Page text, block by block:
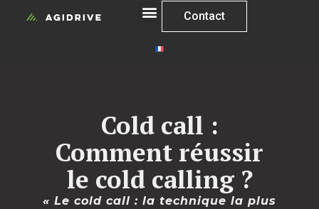
Contact
Cold call :
Comment réussir
le cold calling ?
« Le cold call : la technique la plus